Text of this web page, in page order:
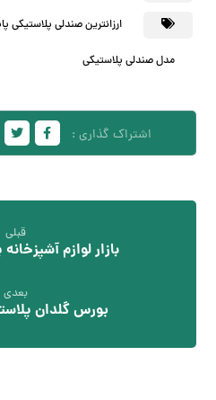
ارزانترین صندلی پلاستیکی
مدل صندلی پلاستیکی
قبلی
بازار لوازم
بعدی
بورس گلدان